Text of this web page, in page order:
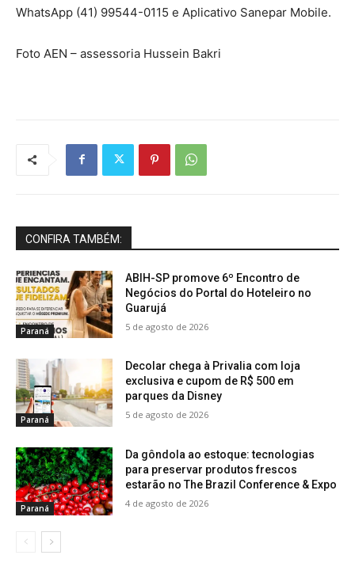
WhatsApp (41) 99544-0115 e Aplicativo Sanepar Mobile.
Foto AEN – assessoria Hussein Bakri
CONFIRA TAMBÉM:
Paraná
ABIH-SP promove 6º Encontro de
Negócios do Portal do Hoteleiro no
Guarujá
5 de agosto de 2026
Paraná
Decolar chega à Privalia com loja
exclusiva e cupom de R$ 500 em
parques da Disney
5 de agosto de 2026
Paraná
Da gôndola ao estoque: tecnologias
para preservar produtos frescos
estarão no The Brazil Conference & Expo
4 de agosto de 2026